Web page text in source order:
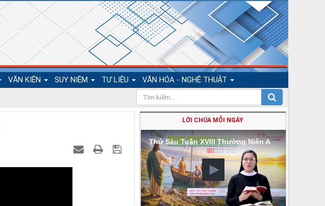
VĂN KIỆN SUY NIỆM TƯ LIỆU VĂN HÓA - NGHỆ THUẬT
LỜI CHÚA MỖI NGÀY
Thứ Sáu Tuần XVIII Thường Niên A